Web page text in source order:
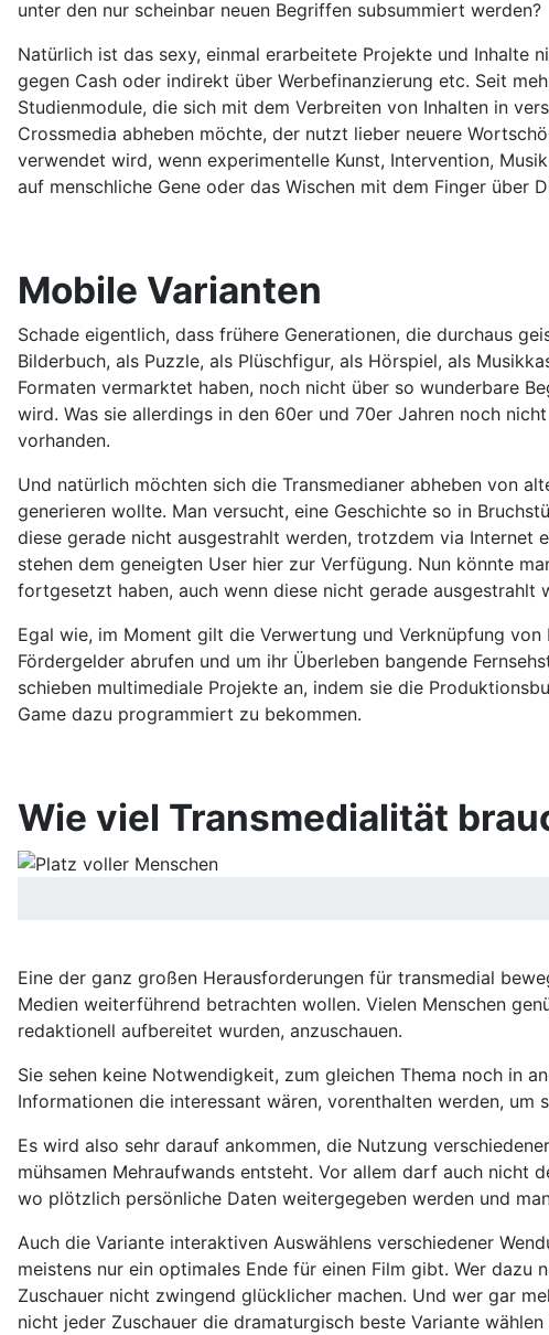
unter den nur scheinbar neuen Begriffen subsummiert werden?
Natürlich ist das sexy, einmal erarbeitete Projekte und Inhalte
gegen Cash oder indirekt über Werbefinanzierung etc. Seit
Studienmodule, die sich mit dem Verbreiten von Inhalten in
Crossmedia abheben möchte, der nutzt lieber neuere
verwendet wird, wenn experimentelle Kunst, Intervention,
auf menschliche Gene oder das Wischen mit dem Finger über
Mobile Varianten
Schade eigentlich, dass frühere Generationen, die durchaus
Bilderbuch, als Puzzle, als Plüschfigur, als Hörspiel, als
Formaten vermarktet haben, noch nicht über so wunderbare
wird. Was sie allerdings in den 60er und 70er Jahren noch
vorhanden.
Und natürlich möchten sich die Transmedianer abheben von
generieren wollte. Man versucht, eine Geschichte so in
diese gerade nicht ausgestrahlt werden, trotzdem via Internet
stehen dem geneigten User hier zur Verfügung. Nun könnte
fortgesetzt haben, auch wenn diese nicht gerade ausgestrahlt
Egal wie, im Moment gilt die Verwertung und Verknüpfung
Fördergelder abrufen und um ihr Überleben bangende
schieben multimediale Projekte an, indem sie die
Game dazu programmiert zu bekommen.
Wie viel Transmedialität
Eine der ganz großen Herausforderungen für transmedial
Medien weiterführend betrachten wollen. Vielen Menschen
redaktionell aufbereitet wurden, anzuschauen.
Sie sehen keine Notwendigkeit, zum gleichen Thema noch in
Informationen die interessant wären, vorenthalten werden, um
Es wird also sehr darauf ankommen, die Nutzung
mühsamen Mehraufwands entsteht. Vor allem darf auch nicht
wo plötzlich persönliche Daten weitergegeben werden und
Auch die Variante interaktiven Auswählens verschiedener
meistens nur ein optimales Ende für einen Film gibt. Wer
Zuschauer nicht zwingend glücklicher machen. Und wer gar
nicht jeder Zuschauer die dramaturgisch beste Variante